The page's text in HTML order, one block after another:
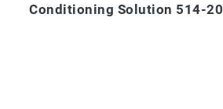
Conditioning Solution 514-20